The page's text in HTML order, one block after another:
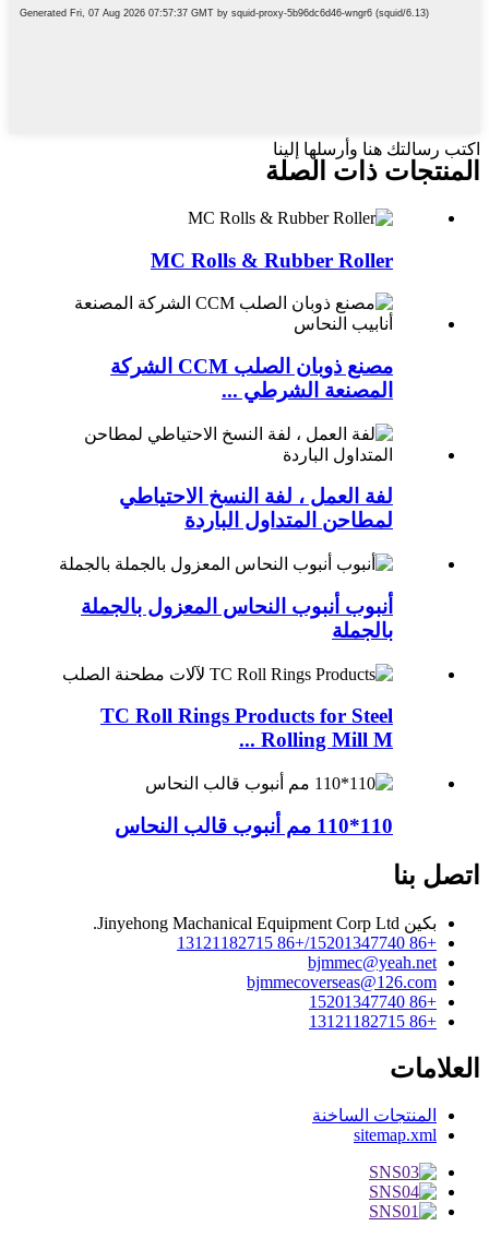
اكتب رسالتك هنا وأرسلها إلينا
المنتجات ذات الصلة
MC Rolls & Rubber Roller
مصنع ذوبان الصلب CCM الشركة
المصنعة الشرطي ...
لفة العمل ، لفة النسخ الاحتياطي
لمطاحن المتداول الباردة
أنبوب أنبوب النحاس المعزول بالجملة
بالجملة
TC Roll Rings Products for Steel
Rolling Mill M ...
110*110 مم أنبوب قالب النحاس
اتصل بنا
بكين Jinyehong Machanical Equipment Corp Ltd.
+86 15201347740/+86 13121182715
bjmmec@yeah.net
bjmmecoverseas@126.com
+86 15201347740
+86 13121182715
العلامات
المنتجات الساخنة
sitemap.xml